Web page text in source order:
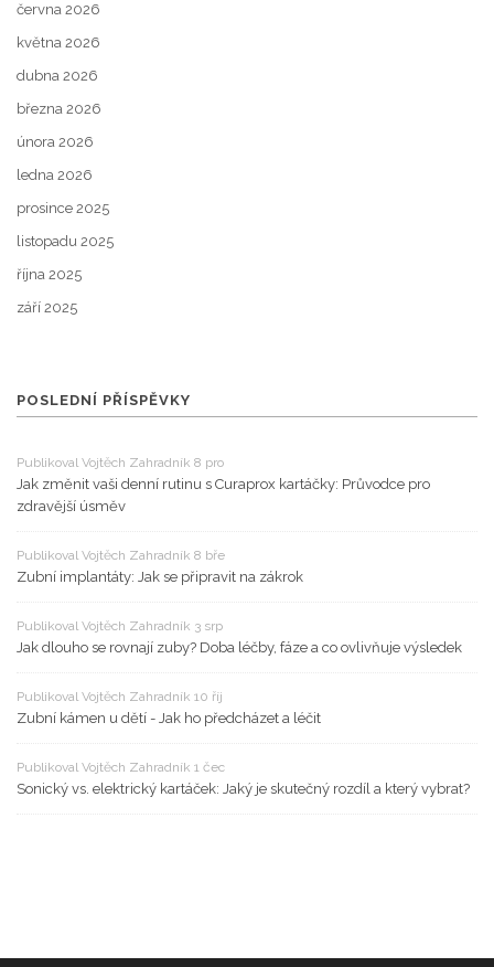
června 2026
května 2026
dubna 2026
března 2026
února 2026
ledna 2026
prosince 2025
listopadu 2025
října 2025
září 2025
POSLEDNÍ PŘÍSPĚVKY
Publikoval Vojtěch Zahradník 8 pro
Jak změnit vaši denní rutinu s Curaprox kartáčky: Průvodce pro
zdravější úsměv
Publikoval Vojtěch Zahradník 8 bře
Zubní implantáty: Jak se připravit na zákrok
Publikoval Vojtěch Zahradník 3 srp
Jak dlouho se rovnají zuby? Doba léčby, fáze a co ovlivňuje výsledek
Publikoval Vojtěch Zahradník 10 říj
Zubní kámen u dětí - Jak ho předcházet a léčit
Publikoval Vojtěch Zahradník 1 čec
Sonický vs. elektrický kartáček: Jaký je skutečný rozdíl a který vybrat?